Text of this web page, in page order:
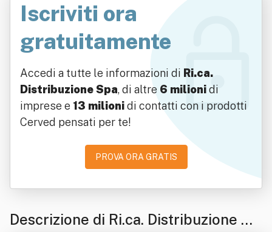
Iscriviti ora
gratuitamente
Accedi a tutte le informazioni di Ri.ca.
Distribuzione Spa, di altre 6 milionidi
imprese e 13 milionidi contatti con i prodotti
Cerved pensati per te!
PROVA ORA GRATIS
Descrizione di Ri.ca. Distribuzione Sp